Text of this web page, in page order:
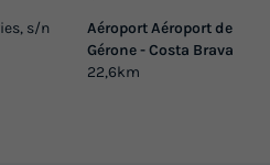
s/n
Aéroport Aéroport de
Gérone - Costa Brava
22,6km